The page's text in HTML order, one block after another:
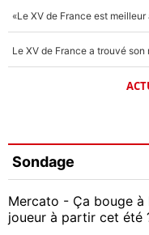
Sondage
Mercato - Ça bouge à
joueur à partir cet été